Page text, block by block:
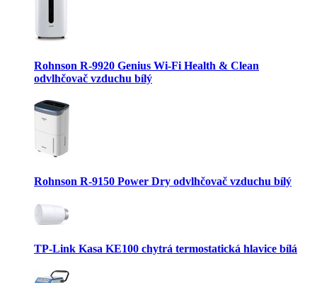
Rohnson R-9920 Genius Wi-Fi Health & Clean
odvlhčovač vzduchu bílý
Rohnson R-9150 Power Dry odvlhčovač vzduchu bílý
TP-Link Kasa KE100 chytrá termostatická hlavice bílá